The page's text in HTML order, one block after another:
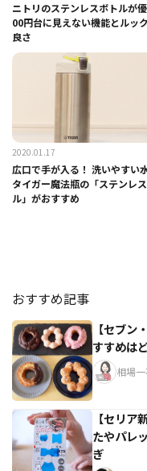
ニトリのステンレスボトルが
00円台に見えない機能とルッ
良さ
2020.01.17
広口で手が入る！ 洗いやすい
タイガー魔法瓶の「ステンレ
ル」がおすすめ
おすすめ記事
【セブン
すすめは
相場
【セリア
たやパレ
ぎ